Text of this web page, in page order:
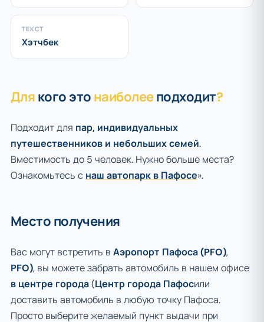
ТЕКСТ
Хэтчбек
Для кого это наиболееподходит?
Подходит для пар, индивидуальных
путешественников и небольших семей.
Вместимость до 5 человек. Нужно больше места?
Ознакомьтесь с наш автопарк в Пафосе».
Место получения
Вас могут встретить в Аэропорт Пафоса (PFO),
PFO), вы можете забрать автомобиль в нашем офисе
в центре города(Центр города Пафосили
доставить автомобиль в любую точку Пафоса.
Просто выберите желаемый пункт выдачи при